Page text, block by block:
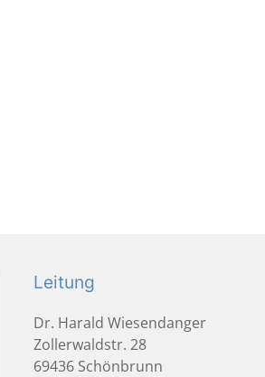
Leitung
Dr. Harald Wiesendanger
Zollerwaldstr. 28
69436 Schönbrunn